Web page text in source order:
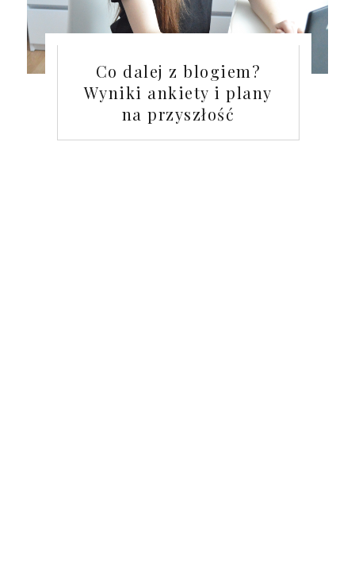
Co dalej z blogiem?
Wyniki ankiety i plany
na przyszłość